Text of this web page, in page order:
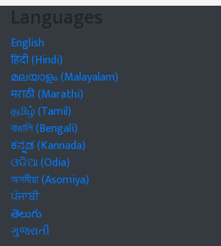
Languages
English
हिंदी (Hindi)
മലയാളം (Malayalam)
मराठी (Marathi)
தமிழ் (Tamil)
বাঙালি (Bengali)
ಕನ್ನಡ (Kannada)
ଓଡିଆ (Odia)
অসমীয়া (Asomiya)
ਪੰਜਾਬੀ
తెలుగు
ગુજરાતી